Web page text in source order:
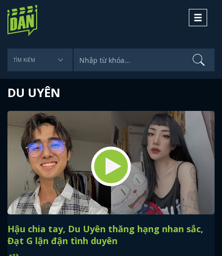
Toggle
DU UYÊN
Hậu chia tay, Du Uyên thăng hạng nhan sắc,
Đạt G lận đận tình duyên